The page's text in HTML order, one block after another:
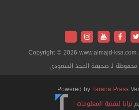
Copyright © 2026 www.almajd-
لـ صحيفة المجد السعودي
Powered byTarana Press
ترانا لتقنية المعلومات |